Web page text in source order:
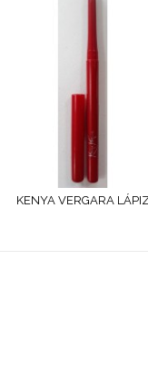
KENYA VERGARA